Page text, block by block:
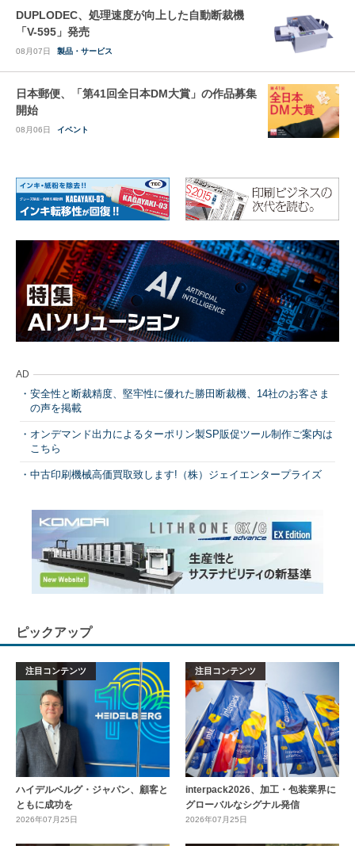
DUPLODEC、処理速度が向上した自動断裁機
「V-595」発売
08月07日 製品・サービス
日本郵便、「第41回全日本DM大賞」の作品募集
開始
08月06日 イベント
AD
安全性と断裁精度、堅牢性に優れた勝田断裁機、14社のお客さま
の声を掲載
オンデマンド出力によるターポリン製SP販促ツール制作ご案内は
こちら
中古印刷機械高価買取致します!（株）ジェイエンタープライズ
ピックアップ
注目コンテンツ
ハイデルベルグ・ジャパン、顧客と
ともに成功を
2026年07月25日
注目コンテンツ
interpack2026、加工・包装業界に
グローバルなシグナル発信
2026年07月25日